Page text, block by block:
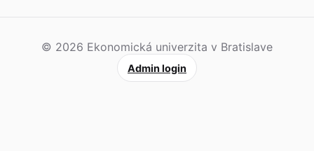
© 2026 Ekonomická univerzita v Bratislave
Admin login